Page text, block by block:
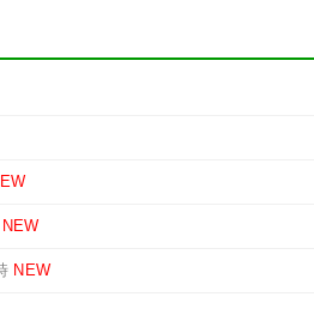
NEW
NEW